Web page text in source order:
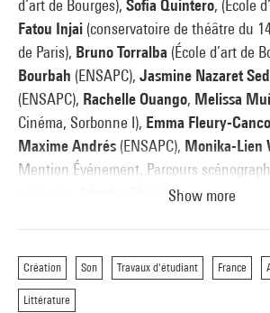
d’art de Bourges), Sofia Quintero, (École
Fatou Injai (conservatoire de théâtre du
de Paris), Bruno Torralba (École d’art de
Bourbah (ENSAPC), Jasmine Nazaret
(ENSAPC), Rachelle Ouango, Melissa
Cinéma, Sorbonne I), Emma Fleury-
Maxime Andrés (ENSAPC), Monika-Lien
Mention Événement, Parcours
Adophe Chériou).
Florencia Labougle(UNA, Argentine),
de mi casa
Show more
Création Son Travaux d'étudiant France
Littérature